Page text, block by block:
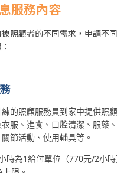
服務內容
照顧者的不同需求，申請不
的照顧服務員到家中提供照
服、進食、口腔清潔、服藥
節活動、使用輔具等。
時為1給付單位（770元/2小